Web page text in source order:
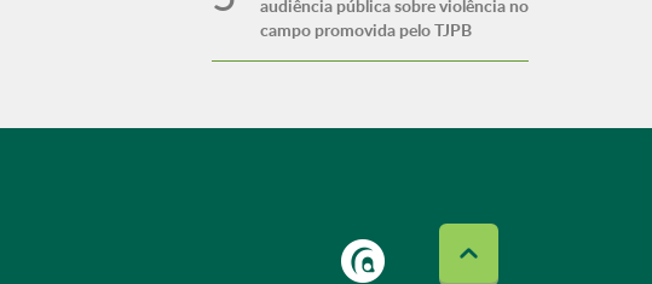
audiência pública sobre violência no
campo promovida pelo TJPB